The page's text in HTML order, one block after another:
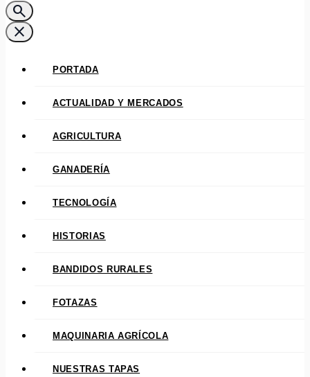
search
close
PORTADA
ACTUALIDAD Y MERCADOS
AGRICULTURA
GANADERÍA
TECNOLOGÍA
HISTORIAS
BANDIDOS RURALES
FOTAZAS
MAQUINARIA AGRÍCOLA
NUESTRAS TAPAS